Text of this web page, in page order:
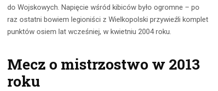
do Wojskowych. Napięcie wśród kibiców było ogromne – po
raz ostatni bowiem legioniści z Wielkopolski przywieźli komplet
punktów osiem lat wcześniej, w kwietniu 2004 roku.
Mecz o mistrzostwo w 2013
roku